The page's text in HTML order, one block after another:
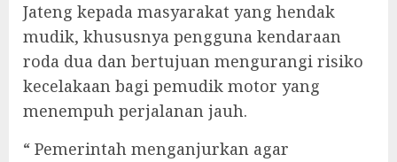
Jateng kepada masyarakat yang hendak
mudik, khususnya pengguna kendaraan
roda dua dan bertujuan mengurangi risiko
kecelakaan bagi pemudik motor yang
menempuh perjalanan jauh.
“ Pemerintah menganjurkan agar